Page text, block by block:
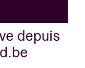
depuis